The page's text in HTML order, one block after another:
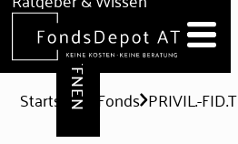
Hilfe & Formulare
DEPOT ERÖFFNEN
Startseite Fonds PRIVIL.-